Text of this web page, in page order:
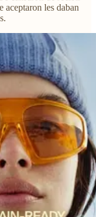
aceptaron les daban